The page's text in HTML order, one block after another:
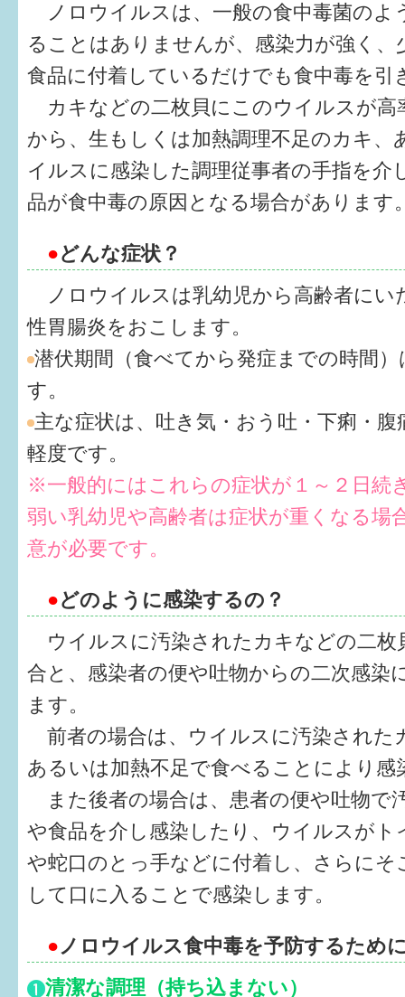
ノロウイルスは、一般の食中毒菌のよ
ることはありませんが、感染力が強く、
食品に付着しているだけでも食中毒を引
カキなどの二枚貝にこのウイルスが高
から、生もしくは加熱調理不足のカキ、
イルスに感染した調理従事者の手指を介
品が食中毒の原因となる場合があります
●どんな症状？
ノロウイルスは乳幼児から高齢者にい
性胃腸炎をおこします。
潜伏期間（食べてから発症までの時間）
す。
主な症状は、吐き気・おう吐・下痢・
軽度です。
※一般的にはこれらの症状が１～２日続
弱い乳幼児や高齢者は症状が重くなる場
意が必要です。
●どのように感染するの？
ウイルスに汚染されたカキなどの二枚
合と、感染者の便や吐物からの二次感染
ます。
前者の場合は、ウイルスに汚染された
あるいは加熱不足で食べることにより感
また後者の場合は、患者の便や吐物で
や食品を介し感染したり、ウイルスがト
や蛇口のとっ手などに付着し、さらにそ
して口に入ることで感染します。
●ノロウイルス食中毒を予防するため
清潔な調理（持ち込まない）
出産〜3か月
3か月〜6か月
6か月〜1歳
1歳〜3歳
3歳〜就学前
子育てマップ
イベントレポート
なるほどコラム
メールマガジン
はぐくむ.net相談コーナー
みんなの知恵袋
食育
福井市図書館オススメの本
お出かけ情報
病気・けが 基本情報
パパもママも子育て
ワンポイント英会話
ソーシャルメディア